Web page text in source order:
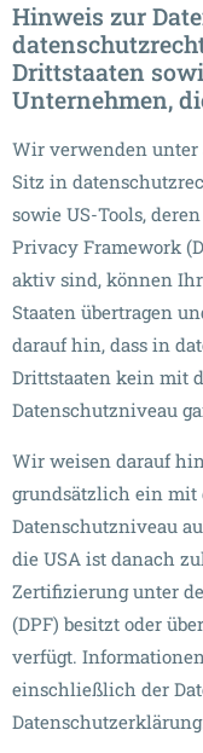
Hinweis zur
Drittstaaten
Unternehmen,
Wir verwenden unter
Sitz in
sowie US-Tools,
Privacy Framework
aktiv sind, können
Staaten übertragen
darauf hin, dass in
Drittstaaten kein mit
Datenschutzniveau
Wir weisen darauf
grundsätzlich ein mit
Datenschutzniveau
die USA ist danach
Zertifizierung unter
(DPF) besitzt oder
verfügt.
einschließlich der